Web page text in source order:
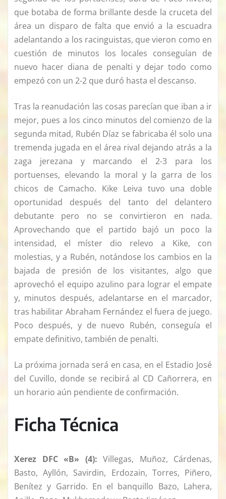
que botaba de forma brillante desde la cruceta del
área un disparo de falta que envió a la escuadra
adelantando a los racinguistas, que vieron como en
cuestión de minutos los locales conseguían de
nuevo hacer diana de penalti y dejar todo como
empezó con un 2-2 que duró hasta el descanso.
Tras la reanudación las cosas parecían que iban a ir
mejor, pues a los cinco minutos del comienzo de la
segunda mitad, Rubén Díaz se fabricaba él solo una
tremenda jugada en el área rival dejando atrás a la
zaga jerezana y marcando el 2-3 para los
portuenses, elevando la moral y la garra de los
chicos de Camacho. Kike Leiva tuvo una doble
oportunidad después del tanto del delantero
debutante pero no se convirtieron en nada.
Aprovechando que el partido bajó un poco la
intensidad, el míster dio relevo a Kike, con
molestias, y a Rubén, notándose los cambios en la
bajada de presión de los visitantes, algo que
aprovechó el equipo azulino para lograr el empate
y, minutos después, adelantarse en el marcador,
tras habilitar Abraham Fernández el fuera de juego.
Poco después, y de nuevo Rubén, conseguía el
empate definitivo, también de penalti.
La próxima jornada será en casa, en el Estadio José
del Cuvillo, donde se recibirá al CD Cañorrera, en
un horario aún pendiente de confirmación.
Ficha Técnica
Xerez DFC «B» (4): Villegas, Muñoz, Cárdenas,
Basto, Ayllón, Savirdin, Erdozain, Torres, Piñero,
Benítez y Garrido. En el banquillo Bazo, Lahera,